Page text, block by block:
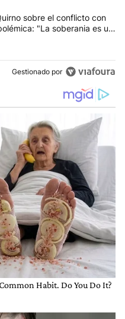
"Las incosistencias de
sobre el conflicto con
"La soberania es un
Gestionado por